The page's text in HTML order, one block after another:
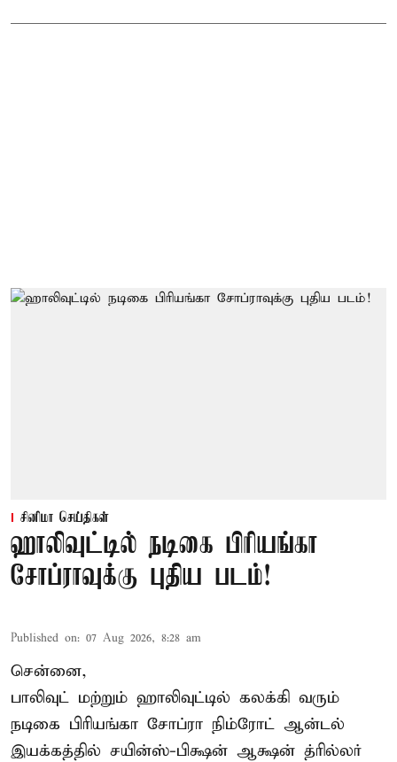
சினிமா செய்திகள்
ஹாலிவுட்டில் நடிகை பிரியங்கா
சோப்ராவுக்கு புதிய படம்!
Published on: 07 Aug 2026, 8:28 am
சென்னை,
பாலிவுட் மற்றும் ஹாலிவுட்டில் கலக்கி வரும்
நடிகை பிரியங்கா சோப்ரா நிம்ரோட் ஆன்டல்
இயக்கத்தில் சயின்ஸ்-பிக்ஷன் ஆக்ஷன் த்ரில்லர்